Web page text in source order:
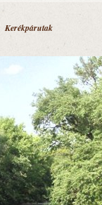
Kerékpárutak